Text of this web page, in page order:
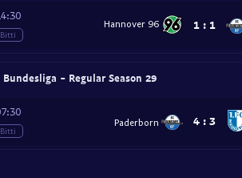
Bitti
Hannover 96 1 : 1
Bundesliga - Regular Season 29
Bitti
Paderborn 4 : 3